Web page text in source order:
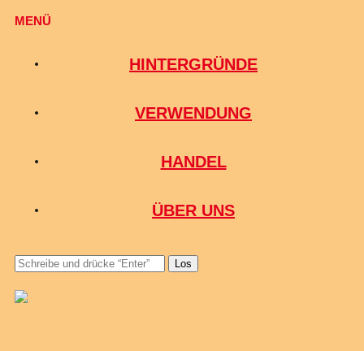
MENÜ
HINTERGRÜNDE
VERWENDUNG
HANDEL
ÜBER UNS
Los